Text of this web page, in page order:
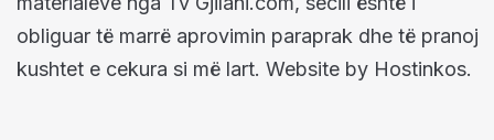
obliguar të marrë aprovimin paraprak dhe të pranoj
kushtet e cekura si më lart. Website by Hostinkos.